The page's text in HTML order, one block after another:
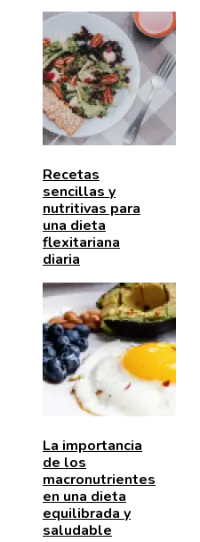
Recetas
sencillas y
nutritivas para
una dieta
flexitariana
diaria
La importancia
de los
macronutrientes
en una dieta
equilibrada y
saludable